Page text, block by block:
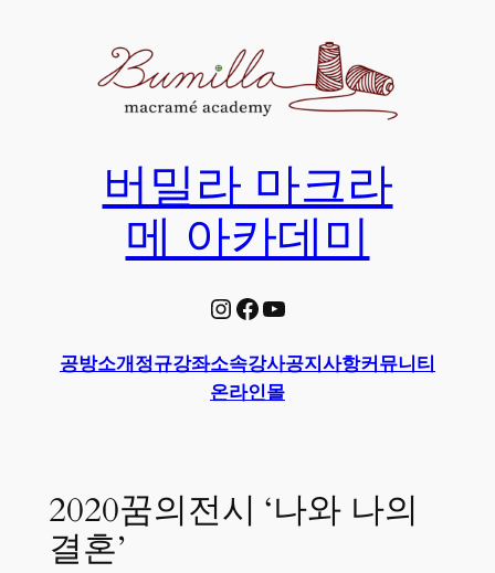
버밀라 마크라
메 아카데미
Instagram
Facebook
YouTube
공방소개정규강좌소속강사공지사항커뮤니티
온라인몰
2020꿈의전시 ‘나와 나의
결혼’